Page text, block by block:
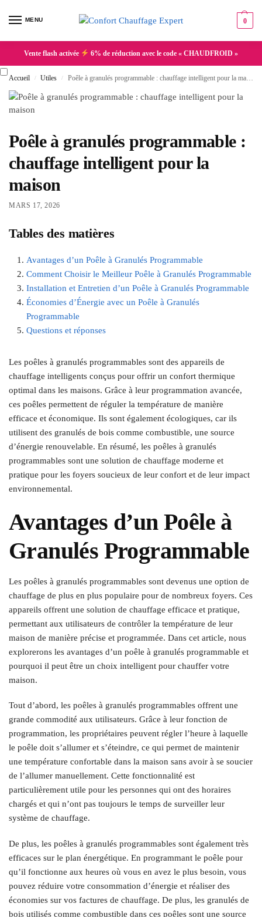
MENU 0
Vente flash activée 6% de réduction avec le code « CHAUDFROID »
Accueil / Utiles / Poêle à granulés programmable : chauffage intelligent pour la maison
Poêle à granulés programmable :
chauffage intelligent pour la
maison
MARS 17, 2026
Tables des matières
Avantages d’un Poêle à Granulés Programmable
Comment Choisir le Meilleur Poêle à Granulés Programmable
Installation et Entretien d’un Poêle à Granulés Programmable
Économies d’Énergie avec un Poêle à Granulés
Programmable
Questions et réponses
Les poêles à granulés programmables sont des appareils de
chauffage intelligents conçus pour offrir un confort thermique
optimal dans les maisons. Grâce à leur programmation avancée,
ces poêles permettent de réguler la température de manière
efficace et économique. Ils sont également écologiques, car ils
utilisent des granulés de bois comme combustible, une source
d’énergie renouvelable. En résumé, les poêles à granulés
programmables sont une solution de chauffage moderne et
pratique pour les foyers soucieux de leur confort et de leur impact
environnemental.
Avantages d’un Poêle à
Granulés Programmable
Les poêles à granulés programmables sont devenus une option de
chauffage de plus en plus populaire pour de nombreux foyers. Ces
appareils offrent une solution de chauffage efficace et pratique,
permettant aux utilisateurs de contrôler la température de leur
maison de manière précise et programmée. Dans cet article, nous
explorerons les avantages d’un poêle à granulés programmable et
pourquoi il peut être un choix intelligent pour chauffer votre
maison.
Tout d’abord, les poêles à granulés programmables offrent une
grande commodité aux utilisateurs. Grâce à leur fonction de
programmation, les propriétaires peuvent régler l’heure à laquelle
le poêle doit s’allumer et s’éteindre, ce qui permet de maintenir
une température confortable dans la maison sans avoir à se soucier
de l’allumer manuellement. Cette fonctionnalité est
particulièrement utile pour les personnes qui ont des horaires
chargés et qui n’ont pas toujours le temps de surveiller leur
système de chauffage.
De plus, les poêles à granulés programmables sont également très
efficaces sur le plan énergétique. En programmant le poêle pour
qu’il fonctionne aux heures où vous en avez le plus besoin, vous
pouvez réduire votre consommation d’énergie et réaliser des
économies sur vos factures de chauffage. De plus, les granulés de
bois utilisés comme combustible dans ces poêles sont une source